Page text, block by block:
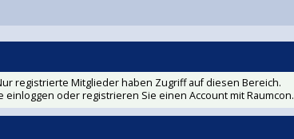
registrierte Mitglieder haben Zugriff auf diesen Bereich.
einloggen oderregistrieren Sie einen Accountmit Raumcon.